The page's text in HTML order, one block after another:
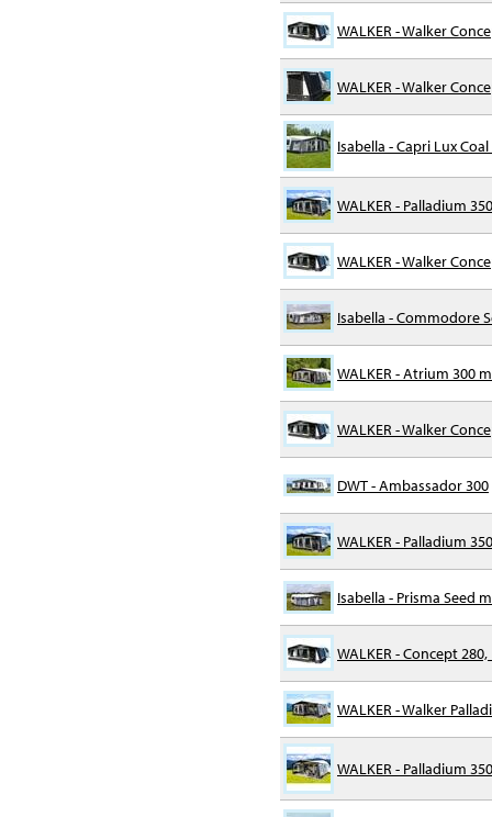
WALKER - Walker
WALKER - Walker
Isabella - Capri Lux
WALKER - Palladium
WALKER - Walker
Isabella - Commodore
WALKER - Atrium 300
WALKER - Walker
DWT - Ambassador 300
WALKER - Palladium
Isabella - Prisma Seed
WALKER - Concept
WALKER - Walker
WALKER - Palladium